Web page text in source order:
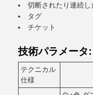
切断されたり連続し
タグ
チケット
技術パラメータ:
テクニカル
仕様